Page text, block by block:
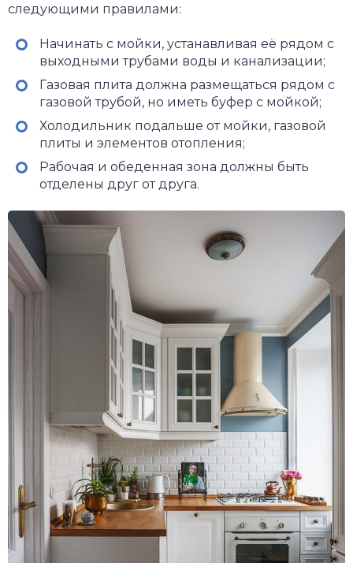
следующими правилами:
Начинать с мойки, устанавливая её рядом с
выходными трубами воды и канализации;
Газовая плита должна размещаться рядом с
газовой трубой, но иметь буфер с мойкой;
Холодильник подальше от мойки, газовой
плиты и элементов отопления;
Рабочая и обеденная зона должны быть
отделены друг от друга.